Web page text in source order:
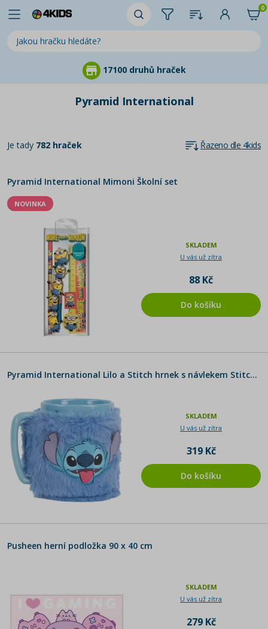
0
Pyramid International
Je tady 782 hraček Řazeno dle 4kids
Pyramid International Mimoni Školní set
NOVINKA
SKLADEM
U vás už zítra
88 Kč
Do košíku
Pyramid International Lilo a Stitch hrnek s návlekem Stitch modrý
SKLADEM
U vás už zítra
319 Kč
Do košíku
Pusheen herní podložka 90 x 40 cm
SKLADEM
U vás už zítra
279 Kč